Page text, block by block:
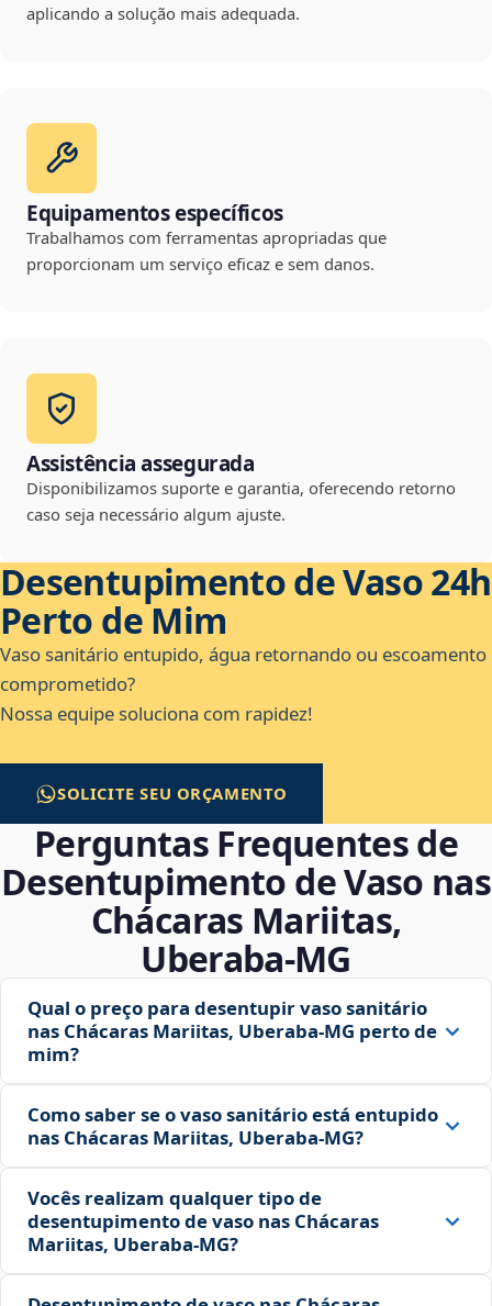
aplicando a solução mais adequada.
Equipamentos específicos
Trabalhamos com ferramentas apropriadas que
proporcionam um serviço eficaz e sem danos.
Assistência assegurada
Disponibilizamos suporte e garantia, oferecendo retorno
caso seja necessário algum ajuste.
Desentupimento de Vaso 24h
Perto de Mim
Vaso sanitário entupido, água retornando ou escoamento
comprometido?
Nossa equipe soluciona com rapidez!
SOLICITE SEU ORÇAMENTO
Perguntas Frequentes de
Desentupimento de Vaso nas
Chácaras Mariitas,
Uberaba‑MG
Qual o preço para desentupir vaso sanitário
nas Chácaras Mariitas, Uberaba‑MG perto de
mim?
Como saber se o vaso sanitário está entupido
nas Chácaras Mariitas, Uberaba‑MG?
Vocês realizam qualquer tipo de
desentupimento de vaso nas Chácaras
Mariitas, Uberaba‑MG?